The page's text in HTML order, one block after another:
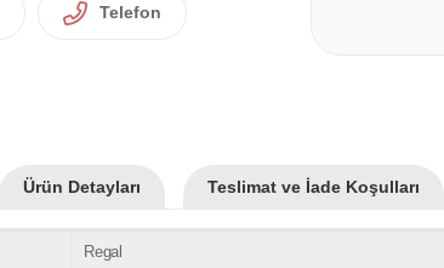
Telefon
Ürün Detayları Teslimat ve İade Koşulları
Regal